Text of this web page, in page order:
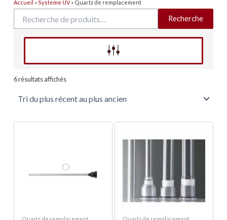
Accueil » Systeme UV» Quartz de remplacement
pour :
Recherche
Affinez votre recherche
6 résultats affichésdu
au
plus